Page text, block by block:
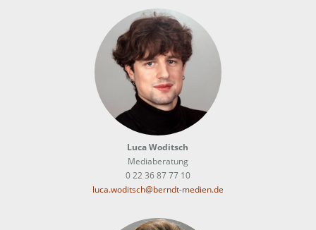
Luca Woditsch
Mediaberatung
0 22 36 87 77 10
luca.woditsch@berndt-medien.de